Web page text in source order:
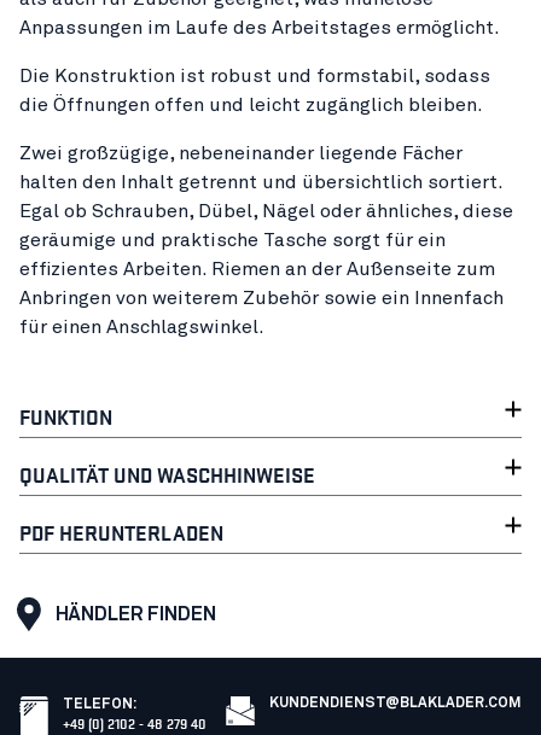
Anpassungen im Laufe des Arbeitstages ermöglicht.
Die Konstruktion ist robust und formstabil, sodass
die Öffnungen offen und leicht zugänglich bleiben.
Zwei großzügige, nebeneinander liegende Fächer
halten den Inhalt getrennt und übersichtlich sortiert.
Egal ob Schrauben, Dübel, Nägel oder ähnliches, diese
geräumige und praktische Tasche sorgt für ein
effizientes Arbeiten. Riemen an der Außenseite zum
Anbringen von weiterem Zubehör sowie ein Innenfach
für einen Anschlagswinkel.
FUNKTION
QUALITÄT UND WASCHHINWEISE
PDF HERUNTERLADEN
HÄNDLER FINDEN
TELEFON :
+49 (0) 2102 - 48 279 40
KUNDENDIENST@BLAKLADER.COM